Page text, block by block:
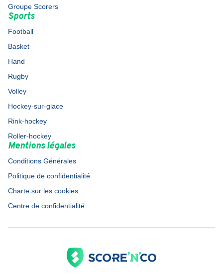
Groupe Scorers
Sports
Football
Basket
Hand
Rugby
Volley
Hockey-sur-glace
Rink-hockey
Roller-hockey
Mentions légales
Conditions Générales
Politique de confidentialité
Charte sur les cookies
Centre de confidentialité